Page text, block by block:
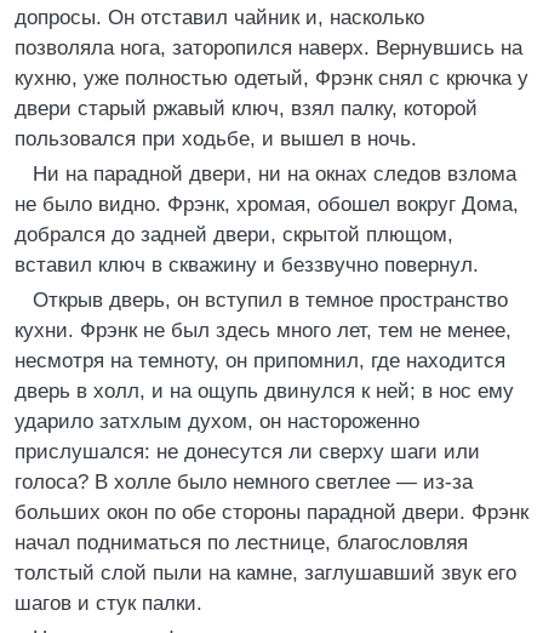
допросы. Он отставил чайник и, насколько
позволяла нога, заторопился наверх. Вернувшись на
кухню, уже полностью одетый, Фрэнк снял с крючка у
двери старый ржавый ключ, взял палку, которой
пользовался при ходьбе, и вышел в ночь.
Ни на парадной двери, ни на окнах следов взлома
не было видно. Фрэнк, хромая, обошел вокруг Дома,
добрался до задней двери, скрытой плющом,
вставил ключ в скважину и беззвучно повернул.
Открыв дверь, он вступил в темное пространство
кухни. Фрэнк не был здесь много лет, тем не менее,
несмотря на темноту, он припомнил, где находится
дверь в холл, и на ощупь двинулся к ней; в нос ему
ударило затхлым духом, он настороженно
прислушался: не донесутся ли сверху шаги или
голоса? В холле было немного светлее — из-за
больших окон по обе стороны парадной двери. Фрэнк
начал подниматься по лестнице, благословляя
толстый слой пыли на камне, заглушавший звук его
шагов и стук палки.